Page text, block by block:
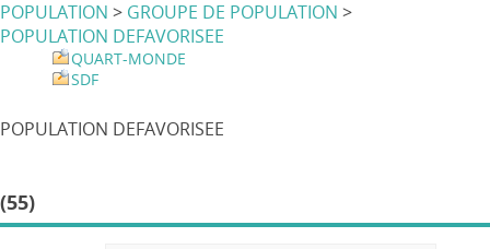
POPULATION > GROUPE DE POPULATION >
POPULATION DEFAVORISEE
QUART-MONDE
SDF
POPULATION DEFAVORISEE
(55)